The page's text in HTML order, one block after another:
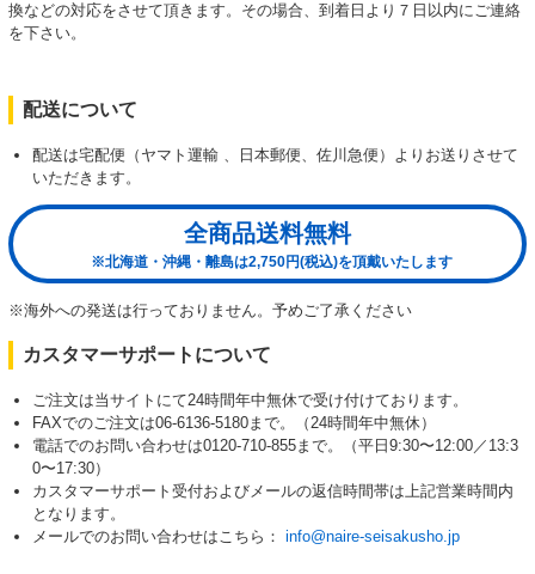
換などの対応をさせて頂きます。その場合、到着日より７日以内にご連絡
を下さい。
配送について
配送は宅配便（ヤマト運輸 、日本郵便、佐川急便）よりお送りさせて
いただきます。
全商品送料無料
※北海道・沖縄・離島は2,750円(税込)を頂戴いたします
※海外への発送は行っておりません。予めご了承ください
カスタマーサポートについて
ご注文は当サイトにて24時間年中無休で受け付けております。
FAXでのご注文は06-6136-5180まで。（24時間年中無休）
電話でのお問い合わせは0120-710-855まで。（平日9:30〜12:00／13:3
0〜17:30）
カスタマーサポート受付およびメールの返信時間帯は上記営業時間内
となります。
メールでのお問い合わせはこちら： info@naire-seisakusho.jp